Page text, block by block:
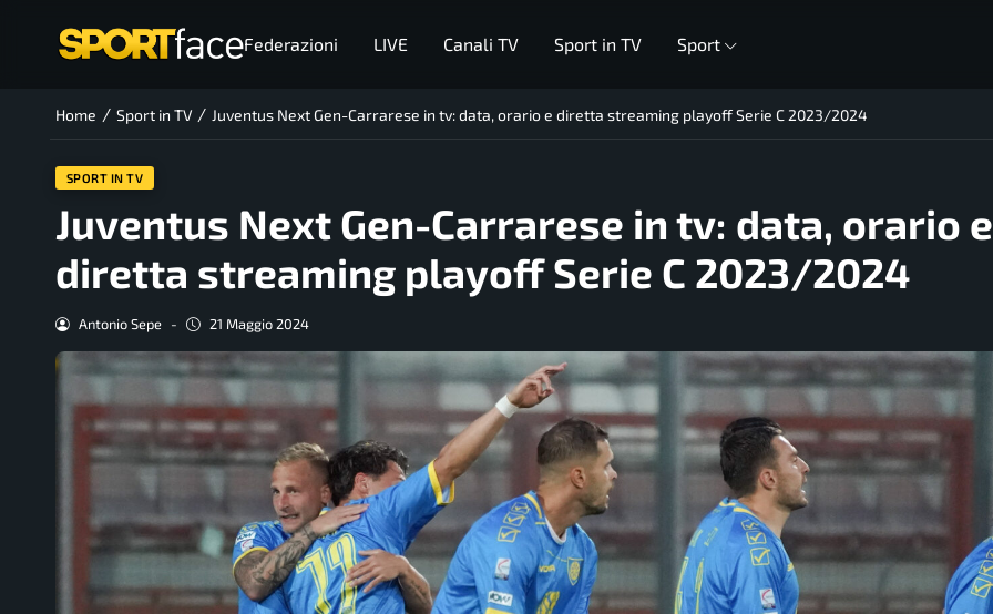
Federazioni LIVE Canali TV Sport in TV Sport
Home / Sport in TV / Juventus Next Gen-Carrarese in tv: data, orario e diretta streaming playoff Serie C 2023/2024
SPORT IN TV
Juventus Next Gen-Carrarese in tv: data, orario e
diretta streaming playoff Serie C 2023/2024
Antonio Sepe - 21 Maggio 2024